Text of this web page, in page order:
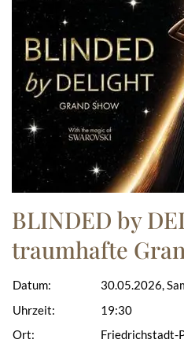
BLINDED by
traumhafte
Datum:
Uhrzeit:
Ort:
30.05.2026,
19:30
Friedrichstadt-